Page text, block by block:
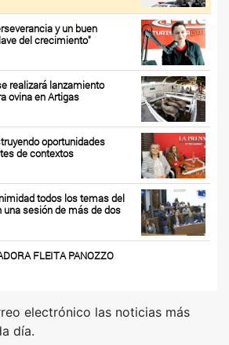
y un buen
del crecimiento"
realizará lanzamiento
ovina en Artigas
oportunidades
de contextos
todos los temas del
una sesión de más de dos
FLEITA PANOZZO
electrónico las noticias más
día.